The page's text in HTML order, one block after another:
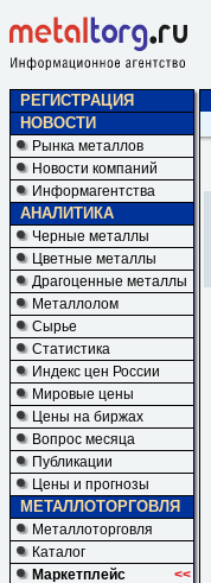
РЕГИСТРАЦИЯ
НОВОСТИ
Рынка металлов
Новости компаний
Информагентства
АНАЛИТИКА
Черные металлы
Цветные металлы
Драгоценные металлы
Металлолом
Сырье
Статистика
Индекс цен России
Мировые цены
Цены на биржах
Вопрос месяца
Публикации
Цены и прогнозы
МЕТАЛЛОТОРГОВЛЯ
Металлоторговля
Каталог
Маркетплейс
<<